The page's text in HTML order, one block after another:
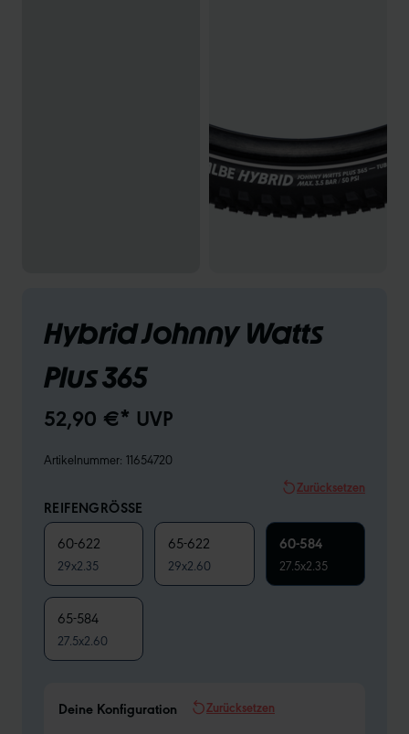
Hybrid Johnny Watts
Plus 365
52,90 €* UVP
Artikelnummer: 11654720
Zurücksetzen
REIFENGRÖSSE
60-622
29x2.35
65-622
29x2.60
60-584
27.5x2.35
65-584
27.5x2.60
Deine Konfiguration Zurücksetzen